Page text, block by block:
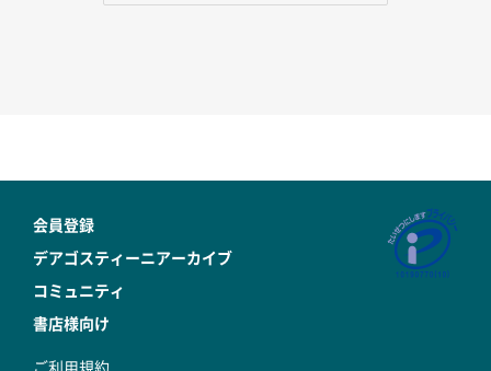
会員登録
デアゴスティーニアーカイブ
コミュニティ
書店様向け
ご利用規約